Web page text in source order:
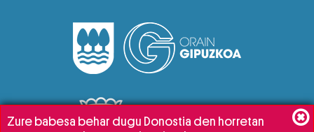
Zure babesa behar dugu Donostia den horretan